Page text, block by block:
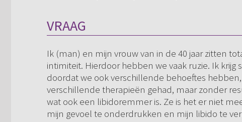
VRAAG
Ik (man) en mijn vrouw van in de 40 jaar zitten
intimiteit. Hierdoor hebben we vaak ruzie. Ik
doordat we ook verschillende behoeftes
verschillende therapieën gehad, maar zonder
wat ook een libidoremmer is. Ze is het er niet
mijn gevoel te onderdrukken en mijn libido te